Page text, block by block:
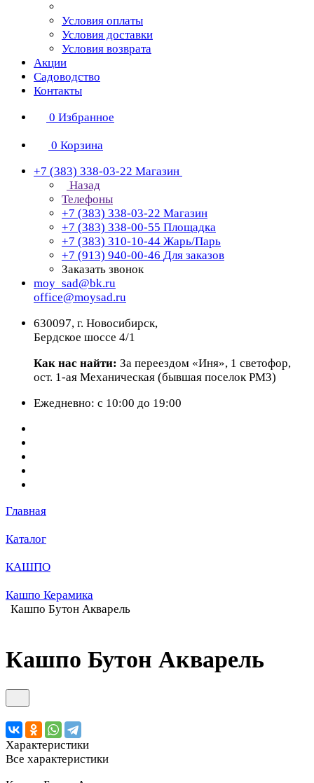
Условия оплаты
Условия доставки
Условия возврата
Акции
Садоводство
Контакты
0 Избранное
0 Корзина
+7 (383) 338-03-22 Магазин
Назад
Телефоны
+7 (383) 338-03-22 Магазин
+7 (383) 338-00-55 Площадка
+7 (383) 310-10-44 Жарь/Парь
+7 (913) 940-00-46 Для заказов
Заказать звонок
moy_sad@bk.ru
office@moysad.ru
630097, г. Новосибирск,
Бердское шоссе 4/1
Как нас найти: За переездом «Иня», 1 светофор,
ост. 1-ая Механическая (бывшая поселок РМЗ)
Ежедневно: с 10:00 до 19:00
Главная
Каталог
КАШПО
Кашпо Керамика
Кашпо Бутон Акварель
Кашпо Бутон Акварель
Характеристики
Все характеристики